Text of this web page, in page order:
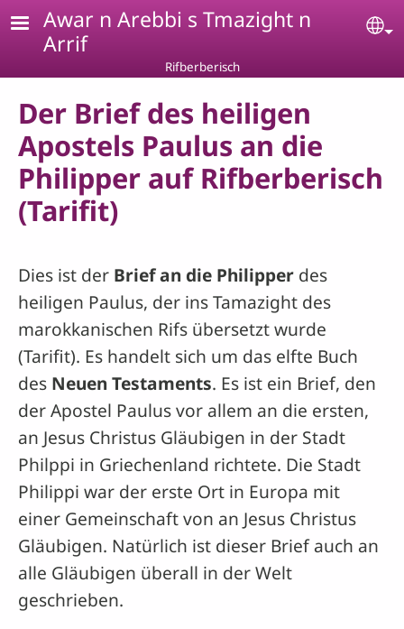
Skip to main content
Awar n Arebbi s Tmazight n
Arrif
Rifberberisch
Der Brief des heiligen
Apostels Paulus an die
Philipper auf Rifberberisch
(Tarifit)
Dies ist der Brief an die Philipper des
heiligen Paulus, der ins Tamazight des
marokkanischen Rifs übersetzt wurde
(Tarifit). Es handelt sich um das elfte Buch
des Neuen Testaments. Es ist ein Brief, den
der Apostel Paulus vor allem an die ersten,
an Jesus Christus Gläubigen in der Stadt
Philppi in Griechenland richtete. Die Stadt
Philippi war der erste Ort in Europa mit
einer Gemeinschaft von an Jesus Christus
Gläubigen. Natürlich ist dieser Brief auch an
alle Gläubigen überall in der Welt
geschrieben.